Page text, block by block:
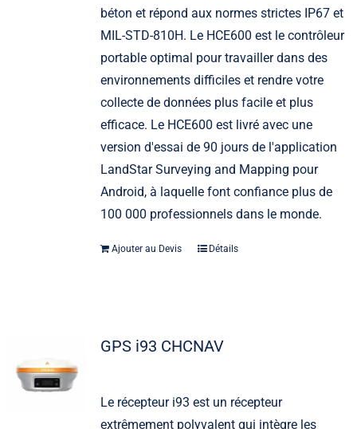
béton et répond aux normes strictes IP67 et
MIL-STD-810H. Le HCE600 est le contrôleur
portable optimal pour travailler dans des
environnements difficiles et rendre votre
collecte de données plus facile et plus
efficace. Le HCE600 est livré avec une
version d'essai de 90 jours de l'application
LandStar Surveying and Mapping pour
Android, à laquelle font confiance plus de
100 000 professionnels dans le monde.
Ajouter au Devis Détails
GPS i93 CHCNAV
Le récepteur i93 est un récepteur
extrêmement polyvalent qui intègre les